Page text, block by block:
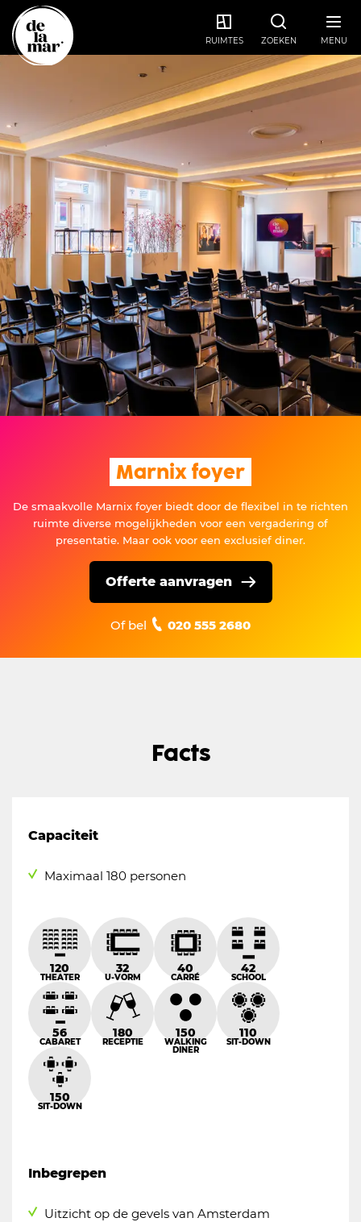
MENU
ZOEKEN
RUIMTES
Marnix foyer
De smaakvolle Marnix foyer biedt door de flexibel in te richten
ruimte diverse mogelijkheden voor een vergadering of
presentatie. Maar ook voor een exclusief diner.
Offerte aanvragen
Of bel 020 555 2680
Facts
Capaciteit
Maximaal 180 personen
120
THEATER
32
U-VORM
40
CARRÉ
42
SCHOOL
56
CABARET
180
RECEPTIE
150
WALKING
DINER
110
SIT-DOWN
150
SIT-DOWN
Inbegrepen
Uitzicht op de gevels van Amsterdam